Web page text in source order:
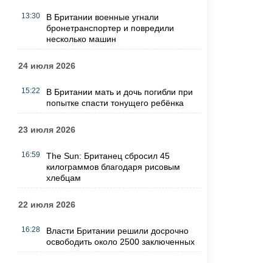
13:30
В Британии военные угнали
бронетранспортер и повредили
несколько машин
24 июля 2026
15:22
В Британии мать и дочь погибли при
попытке спасти тонущего ребёнка
23 июля 2026
16:59
The Sun: Британец сбросил 45
килограммов благодаря рисовым
хлебцам
22 июля 2026
16:28
Власти Британии решили досрочно
освободить около 2500 заключенных